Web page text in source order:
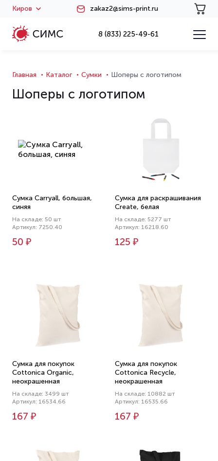
Киров zakaz2@sims-print.ru
8 (833) 225-49-61
Главная Каталог Сумки Шоперы с логотипом
Шоперы с логотипом
Сумка Carryall, большая,
синяя
На складе: 50 шт
Артикул: 7250.40
50 ₽
Сумка для раскрашивания
Create, белая
На складе: 5277 шт
Артикул: 16218.60
125 ₽
Сумка для покупок
Cottonica Organic,
неокрашенная
На складе: 3499 шт
Артикул: 16534.66
167 ₽
Сумка для покупок
Cottonica Recycle,
неокрашенная
На складе: 10882 шт
Артикул: 16535.66
167 ₽